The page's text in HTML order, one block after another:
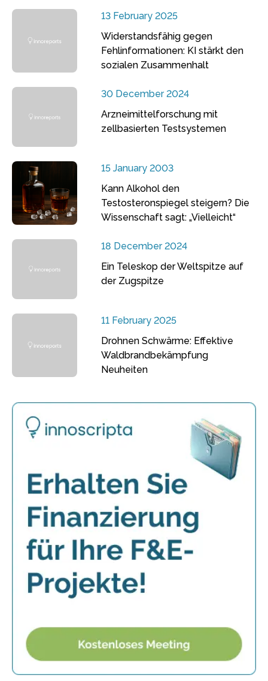
13 February 2025
Widerstandsfähig gegen
Fehlinformationen: KI stärkt den
sozialen Zusammenhalt
30 December 2024
Arzneimittelforschung mit
zellbasierten Testsystemen
15 January 2003
Kann Alkohol den
Testosteronspiegel steigern? Die
Wissenschaft sagt: „Vielleicht“
18 December 2024
Ein Teleskop der Weltspitze auf
der Zugspitze
11 February 2025
Drohnen Schwärme: Effektive
Waldbrandbekämpfung
Neuheiten